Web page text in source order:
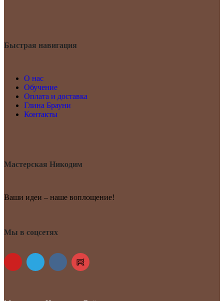
Быстрая навигация
О нас
Обучение
Оплата и доставка
Глина Брауни
Контакты
Мастерская Никодим
Ваши идеи – наше воплощение!
Мы в соцсетях